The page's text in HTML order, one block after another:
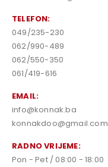
TELEFON:
049/235-230
062/990-489
062/550-350
061/419-616
EMAIL:
info@konnak.ba
konnakdoo@gmail.com
RADNO VRIJEME:
Pon - Pet / 08:00 - 18:00